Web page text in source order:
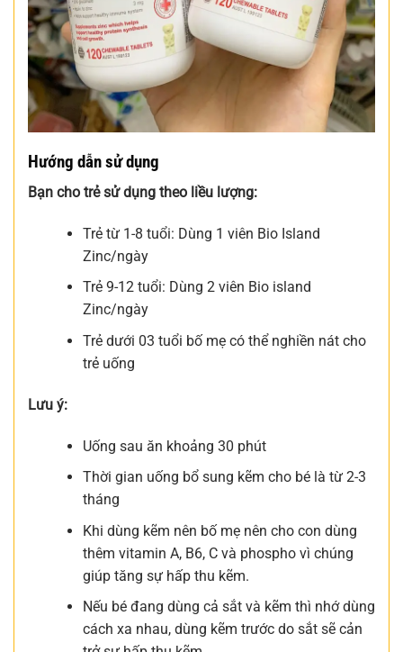
Hướng dẫn sử dụng
Bạn cho trẻ sử dụng theo liều lượng:
Trẻ từ 1-8 tuổi: Dùng 1 viên Bio Island
Zinc/ngày
Trẻ 9-12 tuổi: Dùng 2 viên Bio island
Zinc/ngày
Trẻ dưới 03 tuổi bố mẹ có thể nghiền nát cho
trẻ uống
Lưu ý:
Uống sau ăn khoảng 30 phút
Thời gian uống bổ sung kẽm cho bé là từ 2-3
tháng
Khi dùng kẽm nên bố mẹ nên cho con dùng
thêm vitamin A, B6, C và phospho vì chúng
giúp tăng sự hấp thu kẽm.
Nếu bé đang dùng cả sắt và kẽm thì nhớ dùng
cách xa nhau, dùng kẽm trước do sắt sẽ cản